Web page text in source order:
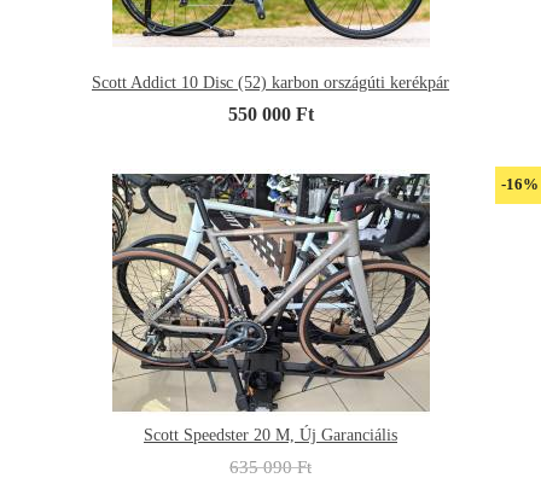
Scott Addict 10 Disc (52) karbon országúti kerékpár
550 000 Ft
-16%
Scott Speedster 20 M, Új Garanciális
635 090 Ft